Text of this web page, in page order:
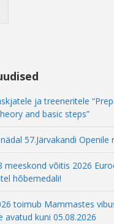
ja treeneritele
and basic steps”
57.Järvakandi Openile
meeskond võitis 2026
hõbemedali!
toimub Mammastes
avatud kuni 05.08.2026